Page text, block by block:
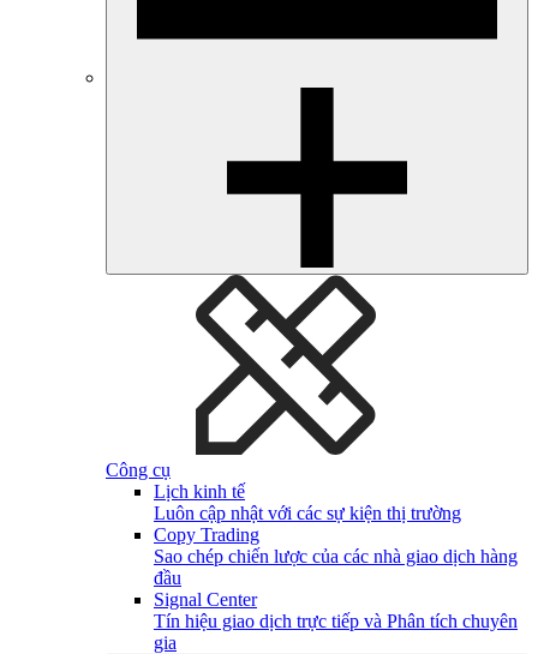
Công cụ
Lịch kinh tế
Luôn cập nhật với các sự kiện thị trường
Copy Trading
Sao chép chiến lược của các nhà giao dịch hàng
đầu
Signal Center
Tín hiệu giao dịch trực tiếp và Phân tích chuyên
gia